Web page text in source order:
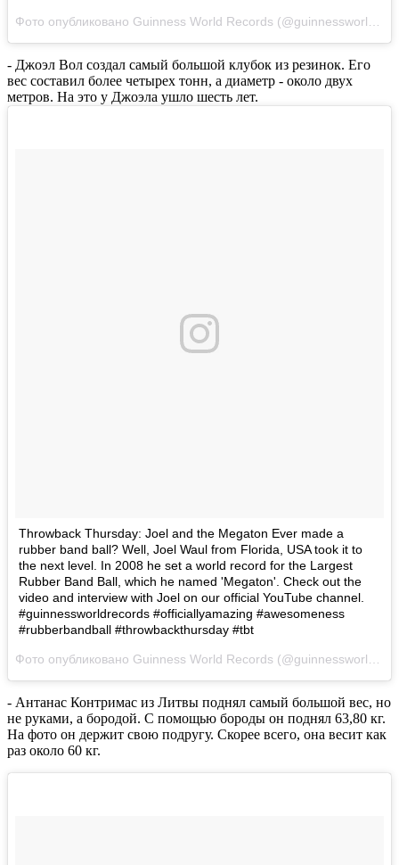
- Джоэл Вол создал самый большой клубок из резинок. Его
вес составил более четырех тонн, а диаметр - около двух
метров. На это у Джоэла ушло шесть лет.
Throwback Thursday: Joel and the Megaton Ever made a
rubber band ball? Well, Joel Waul from Florida, USA took it to
the next level. In 2008 he set a world record for the Largest
Rubber Band Ball, which he named 'Megaton'. Check out the
video and interview with Joel on our official YouTube channel.
#guinnessworldrecords #officiallyamazing #awesomeness
#rubberbandball #throwbackthursday #tbt
- Антанас Контримас из Литвы поднял самый большой вес, но
не руками, а бородой. С помощью бороды он поднял 63,80 кг.
На фото он держит свою подругу. Скорее всего, она весит как
раз около 60 кг.